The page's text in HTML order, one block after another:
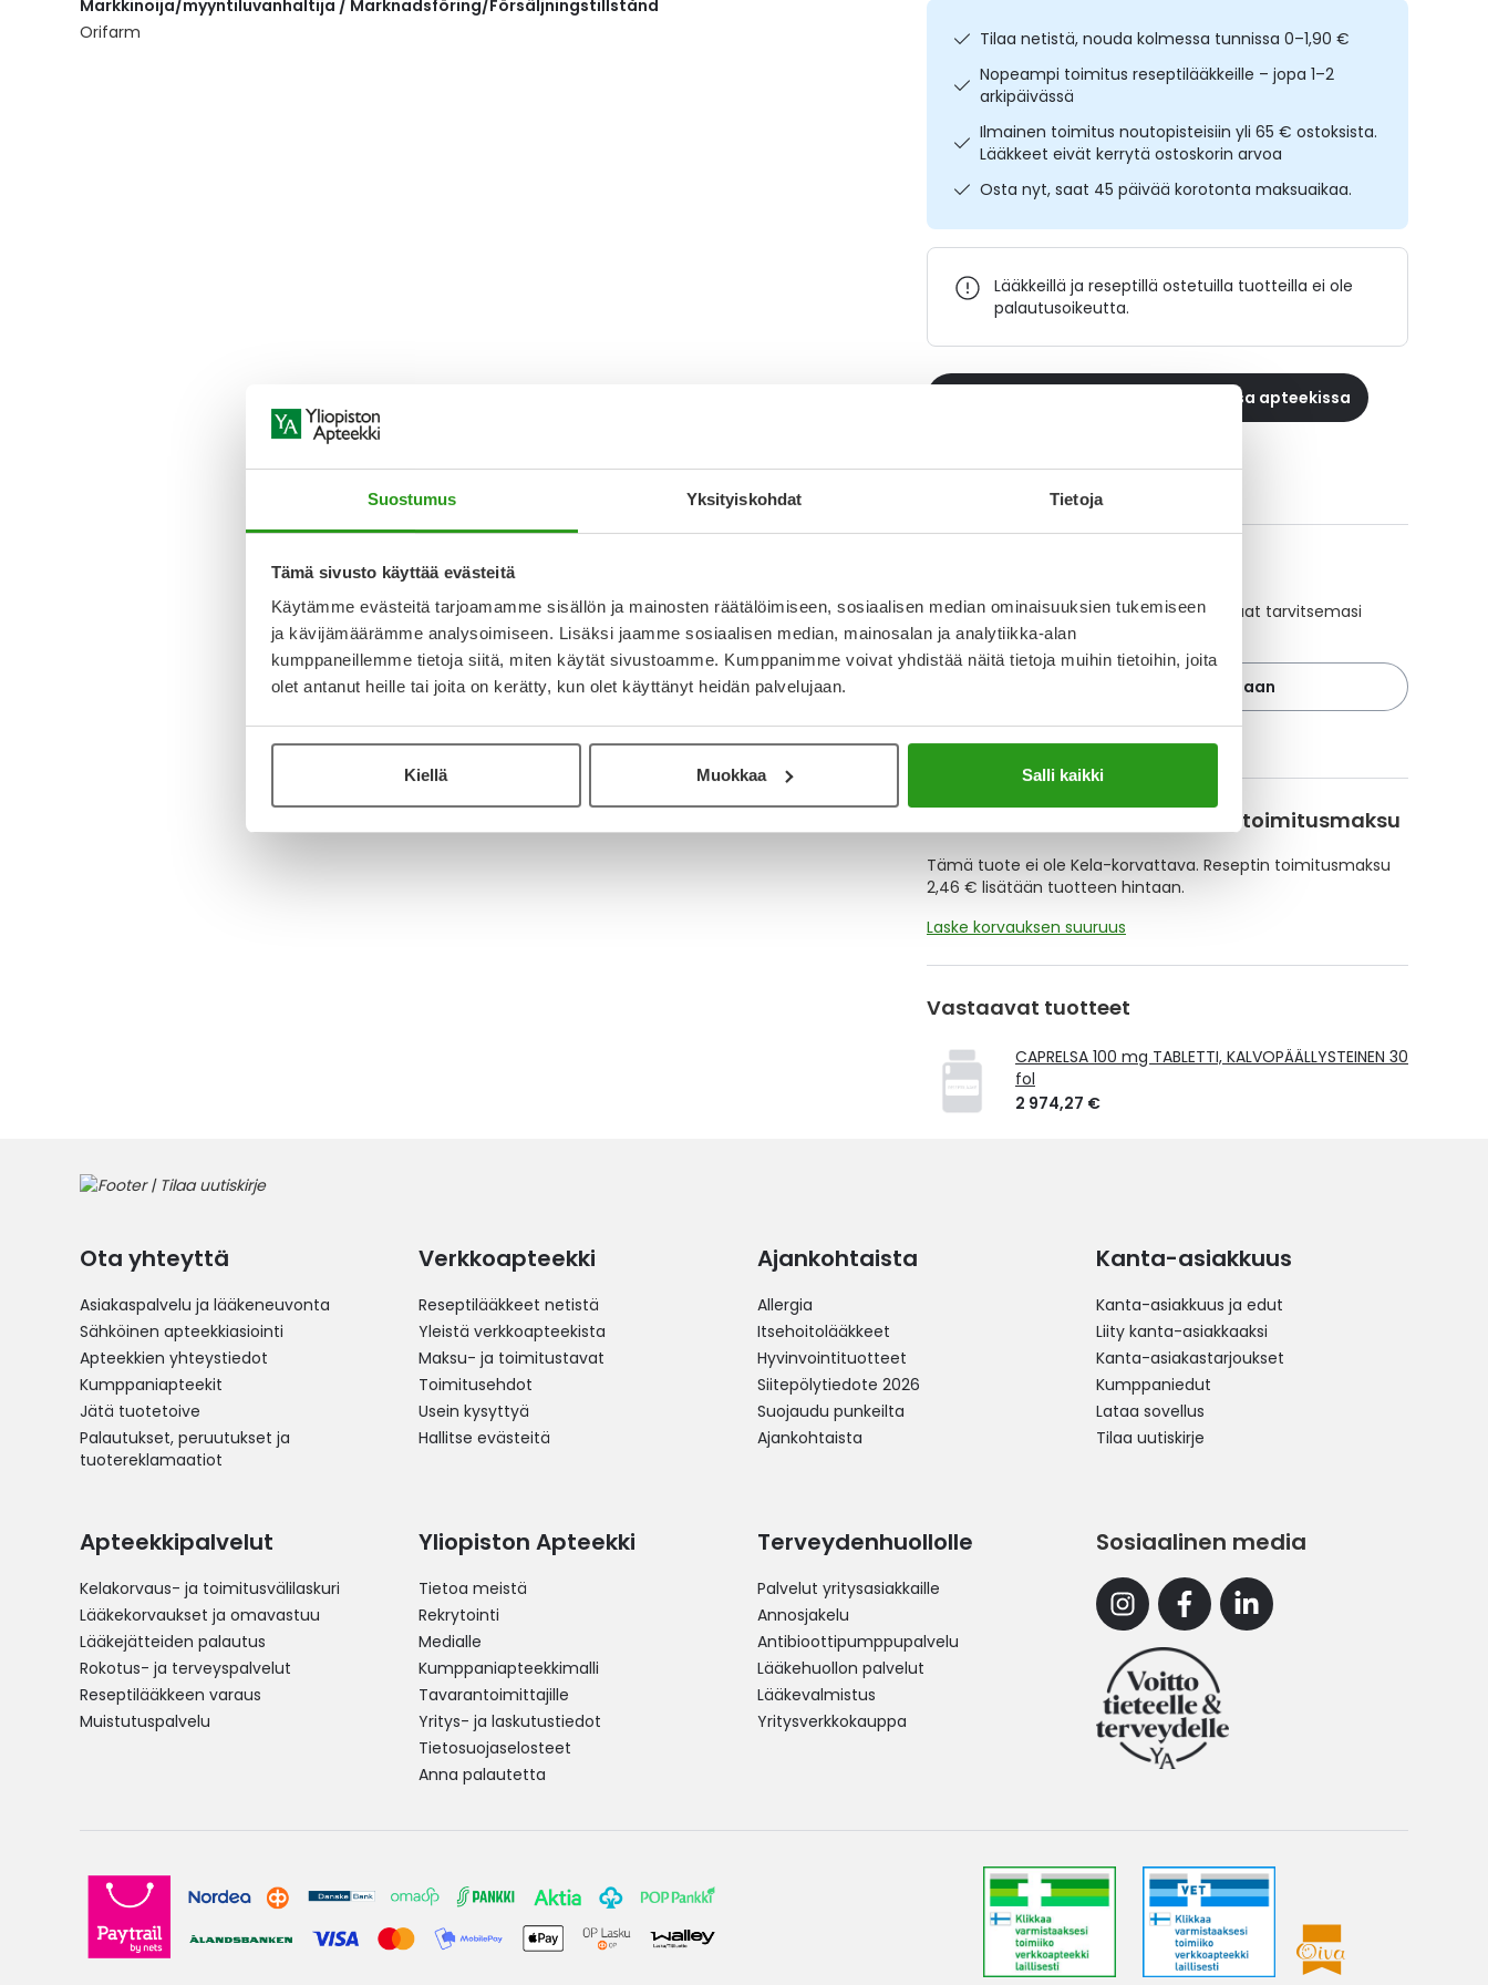
Suostumus Yksityiskohdat Tietoja
Tämä sivusto käyttää evästeitä
Käytämme evästeitä tarjoamamme sisällön ja mainosten räätälöimiseen, sosiaalisen median ominaisuuksien tukemiseen
ja kävijämäärämme analysoimiseen. Lisäksi jaamme sosiaalisen median, mainosalan ja analytiikka-alan
kumppaneillemme tietoja siitä, miten käytät sivustoamme. Kumppanimme voivat yhdistää näitä tietoja muihin tietoihin, joita
olet antanut heille tai joita on kerätty, kun olet käyttänyt heidän palvelujaan.
Kiellä Muokkaa Salli kaikki
the
images
Markkinoija/myyntiluvanhaltija / Marknadsföring/Försäljningstillstånd
Orifarm
Tilaa netistä, nouda kolmessa tunnissa 0–1,90 €
Nopeampi toimitus reseptilääkkeille – jopa 1–2
arkipäivässä
Ilmainen toimitus noutopisteisiin yli 65 € ostoksista.
Lääkkeet eivät kerrytä ostoskorin arvoa
Osta nyt, saat 45 päivää korotonta maksuaikaa.
Lääkkeillä ja reseptillä ostetuilla tuotteilla ei ole
palautusoikeutta.
Varaa reseptilääke apteekkiin, maksa apteekissa
Muistuttajan avulla pidät huolen, että tilaat tarvitsemasi
tuotteet ajoissa, eivätkä ne lopu kesken.
Lisää tuote muistuttajaan
Lue lisää muistuttajasta
Kela-korvattavuus ja reseptin toimitusmaksu
Tämä tuote ei ole Kela-korvattava. Reseptin toimitusmaksu
2,46 € lisätään tuotteen hintaan.
Laske korvauksen suuruus
Vastaavat tuotteet
CAPRELSA 100 mg TABLETTI, KALVOPÄÄLLYSTEINEN 30
fol
2 974,27 €
Ota yhteyttä
Asiakaspalvelu ja lääkeneuvonta
Sähköinen apteekkiasiointi
Apteekkien yhteystiedot
Kumppaniapteekit
Jätä tuotetoive
Palautukset, peruutukset ja
tuotereklamaatiot
Verkkoapteekki
Reseptilääkkeet netistä
Yleistä verkkoapteekista
Maksu- ja toimitustavat
Toimitusehdot
Usein kysyttyä
Hallitse evästeitä
Ajankohtaista
Allergia
Itsehoitolääkkeet
Hyvinvointituotteet
Siitepölytiedote 2026
Suojaudu punkeilta
Ajankohtaista
Kanta-asiakkuus
Kanta-asiakkuus ja edut
Liity kanta-asiakkaaksi
Kanta-asiakastarjoukset
Kumppaniedut
Lataa sovellus
Tilaa uutiskirje
Apteekkipalvelut
Kelakorvaus- ja toimitusvälilaskuri
Lääkekorvaukset ja omavastuu
Lääkejätteiden palautus
Rokotus- ja terveyspalvelut
Reseptilääkkeen varaus
Muistutuspalvelu
Yliopiston Apteekki
Tietoa meistä
Rekrytointi
Medialle
Kumppaniapteekkimalli
Tavarantoimittajille
Yritys- ja laskutustiedot
Tietosuojaselosteet
Anna palautetta
Terveydenhuollolle
Palvelut yritysasiakkaille
Annosjakelu
Antibioottipumppupalvelu
Lääkehuollon palvelut
Lääkevalmistus
Yritysverkkokauppa
Sosiaalinen media
InstagramFacebookLinkedin